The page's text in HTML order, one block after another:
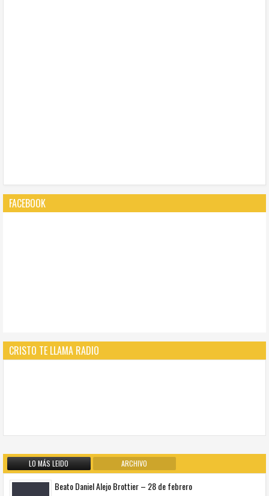
FACEBOOK
CRISTO TE LLAMA RADIO
LO MÁS LEIDO ARCHIVO
Beato Daniel Alejo Brottier – 28 de febrero